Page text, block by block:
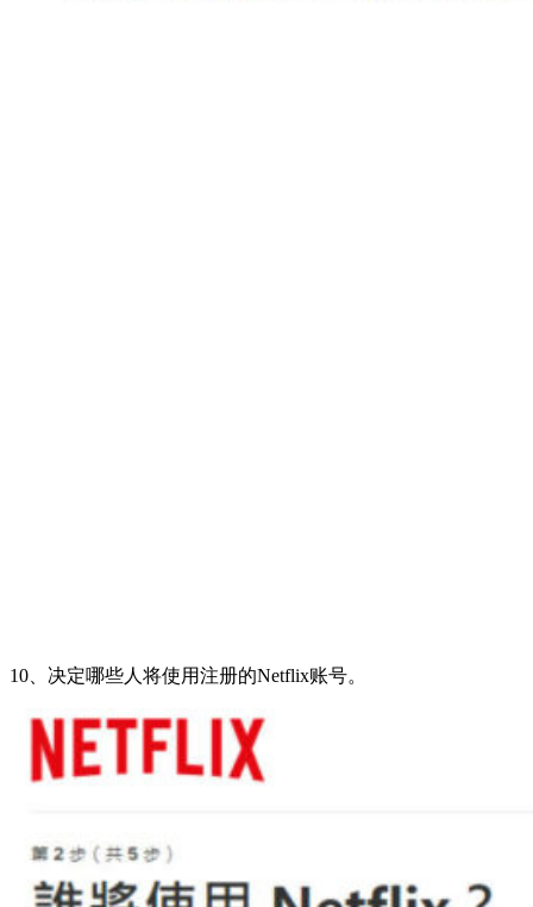
10、决定哪些人将使用注册的Netflix账号。